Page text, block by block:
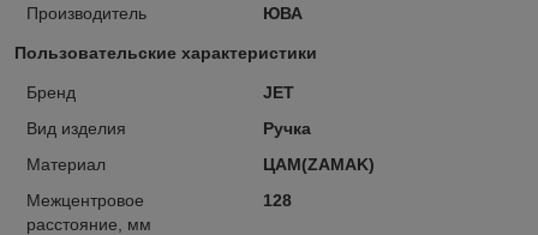
Производитель ЮВА
Пользовательские характеристики
Бренд
JET
Вид изделия
Ручка
Материал
ЦАМ(ZAMAK)
Межцентровое
расстояние, мм
128